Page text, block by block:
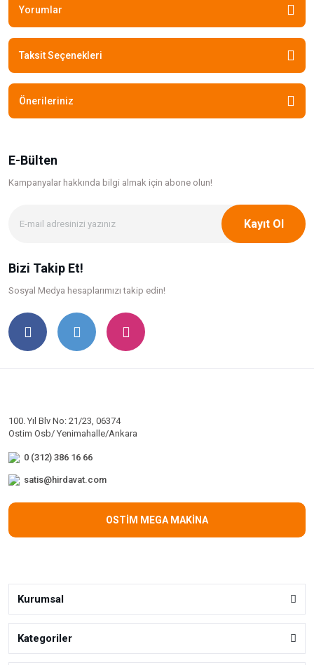
Yorumlar
Taksit Seçenekleri
Önerileriniz
E-Bülten
Kampanyalar hakkında bilgi almak için abone olun!
Kayıt Ol
Bizi Takip Et!
Sosyal Medya hesaplarımızı takip edin!
100. Yıl Blv No: 21/23, 06374
Ostim Osb/ Yenimahalle/Ankara
0 (312) 386 16 66
satis@hirdavat.com
OSTİM MEGA MAKİNA
Kurumsal
Kategoriler